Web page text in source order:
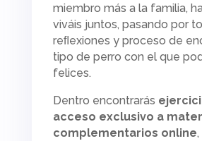
miembro más a la familia,
viváis juntos, pasando por
reﬂexiones y proceso de
tipo de perro con el que
felices.
Dentro encontrarás
acceso exclusivo a
complementarios online